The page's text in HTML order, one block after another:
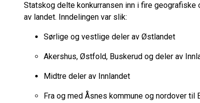
Statskog delte konkurransen inn i fire
av landet. Inndelingen var slik:
Sørlige og vestlige deler av Østlandet
Akershus, Østfold, Buskerud og deler av
Midtre deler av Innlandet
Fra og med Åsnes kommune og nordover til